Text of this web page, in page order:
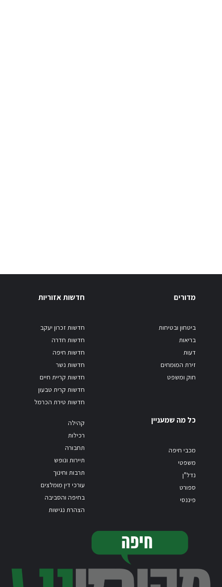
מדורים
ביטחון ובטיחות
בריאות
דעות
זירת המומחים
חוק ומשפט
חדשות אזוריות
חדשות זכרון יעקב
חדשות חדרה
חדשות חיפה
חדשות נשר
חדשות קריית חיים
חדשות קרית טבעון
חדשות טירת הכרמל
כל מה שמעניין
מכבי חיפה
משפטי
נדל"ן
ספורט
פיננסי
קהילה
רכילות
תחבורה
תיירות ונופש
תרבות וחינוך
עורכי דין מומלצים
בחיפה והסביבה
הצהרת נגישות